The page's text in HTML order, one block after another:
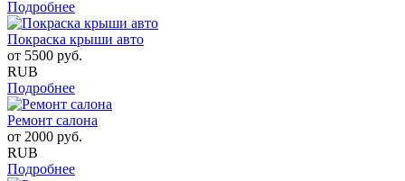
Подробнее
Покраска крыши авто
от 5500 руб.
RUB
Подробнее
Ремонт салона
от 2000 руб.
RUB
Подробнее